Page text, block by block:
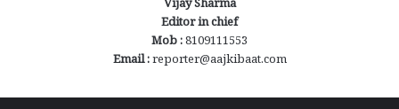
Vijay Sharma
Editor in chief
Mob :8109111553
Email :reporter@aajkibaat.com